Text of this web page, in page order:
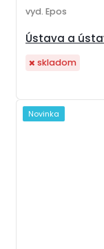
Ústava a
vyd. Epos
skladom
Novinka